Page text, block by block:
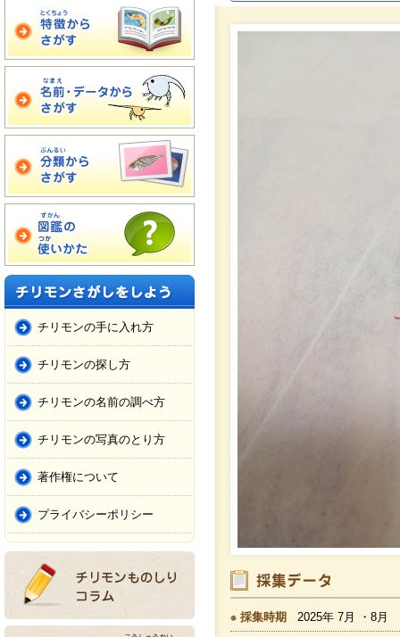
チリモンの手に入れ方
チリモンの探し方
チリモンの名前の調べ方
チリモンの写真のとり方
著作権について
プライバシーポリシー
採集時期 2025年 7月 ・8月